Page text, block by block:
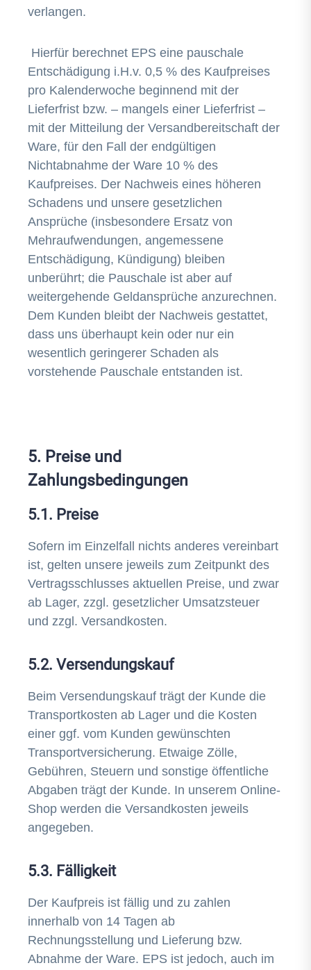
verlangen.
Hierfür berechnet EPS eine pauschale
Entschädigung i.H.v. 0,5 % des Kaufpreises
pro Kalenderwoche beginnend mit der
Lieferfrist bzw. – mangels einer Lieferfrist –
mit der Mitteilung der Versandbereitschaft der
Ware, für den Fall der endgültigen
Nichtabnahme der Ware 10 % des
Kaufpreises. Der Nachweis eines höheren
Schadens und unsere gesetzlichen
Ansprüche (insbesondere Ersatz von
Mehraufwendungen, angemessene
Entschädigung, Kündigung) bleiben
unberührt; die Pauschale ist aber auf
weitergehende Geldansprüche anzurechnen.
Dem Kunden bleibt der Nachweis gestattet,
dass uns überhaupt kein oder nur ein
wesentlich geringerer Schaden als
vorstehende Pauschale entstanden ist.
5. Preise und
Zahlungsbedingungen
5.1. Preise
Sofern im Einzelfall nichts anderes vereinbart
ist, gelten unsere jeweils zum Zeitpunkt des
Vertragsschlusses aktuellen Preise, und zwar
ab Lager, zzgl. gesetzlicher Umsatzsteuer
und zzgl. Versandkosten.
5.2. Versendungskauf
Beim Versendungskauf trägt der Kunde die
Transportkosten ab Lager und die Kosten
einer ggf. vom Kunden gewünschten
Transportversicherung. Etwaige Zölle,
Gebühren, Steuern und sonstige öffentliche
Abgaben trägt der Kunde. In unserem Online-
Shop werden die Versandkosten jeweils
angegeben.
5.3. Fälligkeit
Der Kaufpreis ist fällig und zu zahlen
innerhalb von 14 Tagen ab
Rechnungsstellung und Lieferung bzw.
Abnahme der Ware. EPS ist jedoch, auch im